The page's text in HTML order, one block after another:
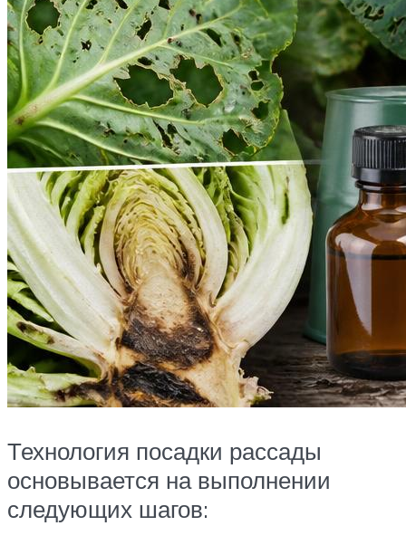
Технология посадки рассады
основывается на выполнении
следующих шагов: